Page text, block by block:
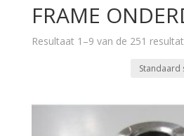
FRAME
Resultaat 1–9 van de 251